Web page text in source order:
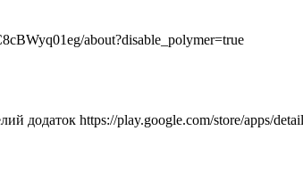
about?disable_polymer=true
додаток https://play.google.com/store/apps/